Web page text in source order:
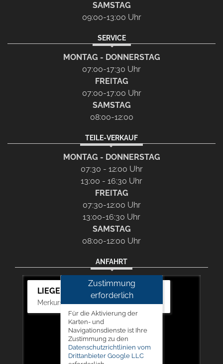
SAMSTAG
09:00-13:00 Uhr
SERVICE
MONTAG - DONNERSTAG
07:00-17:30 Uhr
FREITAG
07:00-17:00 Uhr
SAMSTAG
08:00-12:00
TEILE-VERKAUF
MONTAG - DONNERSTAG
07:30 - 12:00 Uhr
13:00 - 16:30 Uhr
FREITAG
07:30-12:00 Uhr
13:00-16:30 Uhr
SAMSTAG
08:00-12:00 Uhr
ANFAHRT
LIEGERT & BÖSKEN Automobile
Merkurstr. 11, 67663 Kaiserslautern
Zustimmung
erforderlich
Für die Aktivierung der
Karten- und
Navigationsdienste ist Ihre
Zustimmung zu den
Datenschutzrichtlinien vom
Drittanbieter Google LLC